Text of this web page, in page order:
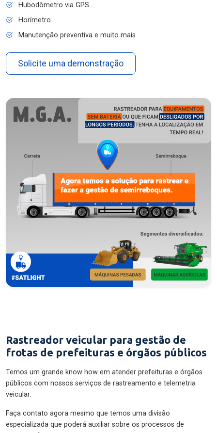
Hubodômetro via GPS
Horímetro
Manutenção preventiva e muito mais
Solicite uma demonstração
Rastreador veicular para gestão de
frotas de prefeituras e órgãos públicos
Temos um grande know how em atender prefeituras e órgãos
públicos com nossos serviços de rastreamento e telemetria
veicular.
Faça contato agora mesmo que temos uma divisão
especializada que poderá auxiliar sobre os processos de